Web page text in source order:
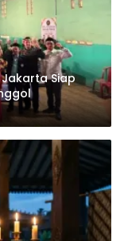
Jakarta Siap